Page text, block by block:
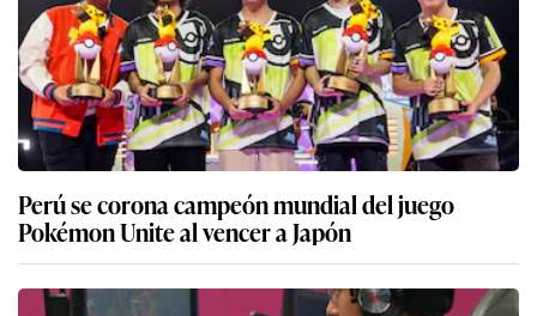
Perú se corona campeón mundial del juego
Pokémon Unite al vencer a Japón